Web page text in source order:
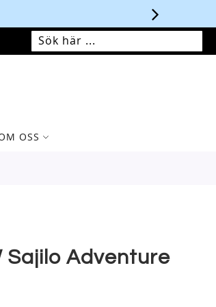
SÖK SÖK
MIN VARUKORG
OSS
Sajilo Adventure